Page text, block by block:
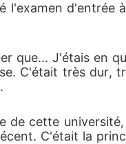
l'examen d'entrée
que... J'étais en
C'était très dur,
de cette
C'était la